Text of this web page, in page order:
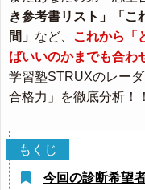
き参考書リスト」「こ
間」 など、
これから「
ばいいのかまでも合わ
学習塾STRUXのレー
合格力」を徹底分析！！
今回の診断希望